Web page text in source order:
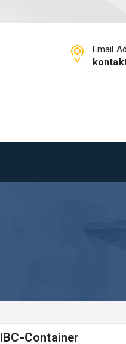
Email
IBC-Container